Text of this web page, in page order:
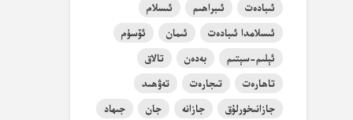
ئىبادەت
ئىبراھىم
ئىسلام
ئىسلامدا ئىبادەت
ئىمان
ئۆسۈم
ئېلىم-سېتىم
بەدەن
تالاق
تاھارەت
تىجارەت
تەۋھىد
جازانىخورلۇق
جازانە جان
جىھاد